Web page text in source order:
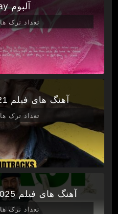
آلبوم Play
تعداد ترک ها 13
آهنگ های فیلم Nobody 2021
تعداد ترک ها 13
آهنگ های فیلم The Pickup 2025
تعداد ترک ها 11